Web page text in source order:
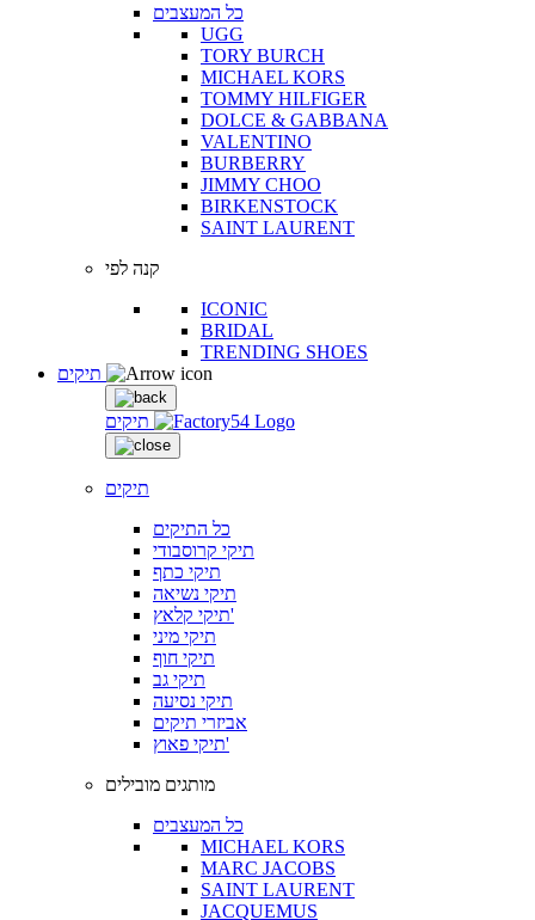
כל המעצבים
UGG
TORY BURCH
MICHAEL KORS
TOMMY HILFIGER
DOLCE & GABBANA
VALENTINO
BURBERRY
JIMMY CHOO
BIRKENSTOCK
SAINT LAURENT
קנה לפי
ICONIC
BRIDAL
TRENDING SHOES
תיקים
תיקים
כל התיקים
תיקי קרוסבודי
תיקי כתף
תיקי נשיאה
תיקי קלאץ'
תיקי מיני
תיקי חוף
תיקי גב
תיקי נסיעה
אביזרי תיקים
תיקי פאוץ'
מותגים מובילים
כל המעצבים
MICHAEL KORS
MARC JACOBS
SAINT LAURENT
JACQUEMUS